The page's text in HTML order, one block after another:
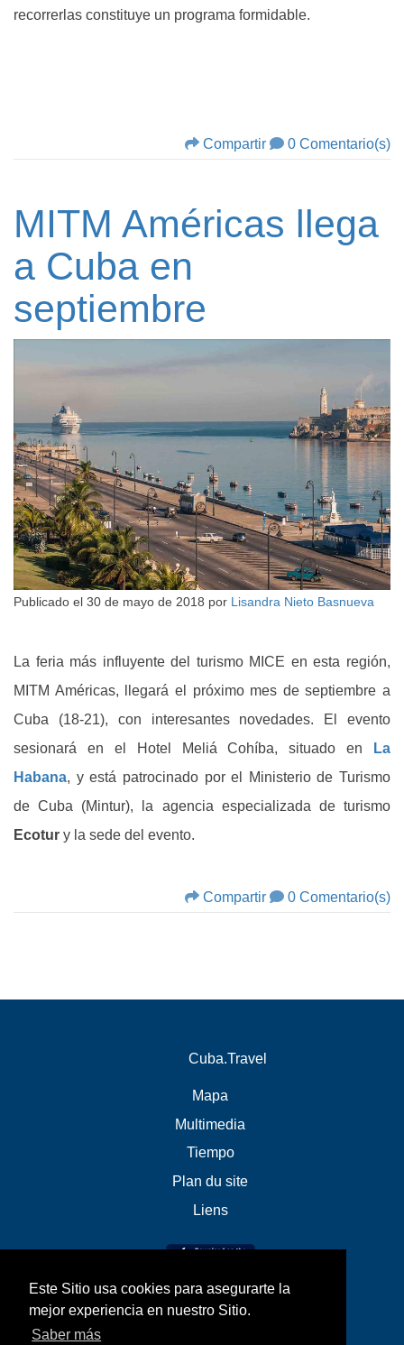
Este Sitio usa cookies para asegurarte la
mejor experiencia en nuestro Sitio.
Saber más
recorrerlas constituye un programa formidable.
Compartir 0 Comentario(s)
MITM Américas llega
a Cuba en
septiembre
Publicado el 30 de mayo de 2018 por Lisandra Nieto Basnueva
La feria más influyente del turismo MICE en esta región,
MITM Américas, llegará el próximo mes de septiembre a
Cuba (18-21), con interesantes novedades. El evento
sesionará en el Hotel Meliá Cohíba, situado en
La
Habana, y está patrocinado por el Ministerio de Turismo
de Cuba (Mintur), la agencia especializada de turismo
Ecotur y la sede del evento.
Compartir 0 Comentario(s)
Cuba.Travel
Mapa
Multimedia
Tiempo
Plan du site
Liens